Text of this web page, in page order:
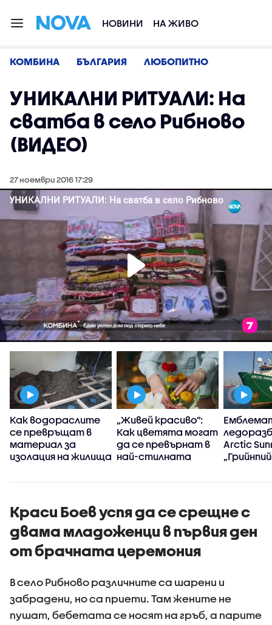
НОВИНИ НА ЖИВО
КОМБИНА БЪЛГАРИЯ ЛЮБОПИТНО
УНИКАЛНИ РИТУАЛИ: На
сватба в село Рибново
(ВИДЕО)
27 ноември 2016 17:29
Как водораслите
се превръщат в
материал за
изолация на жилища
„Живей красиво”:
Как цветята могат
да се превърнат в
най-стилната
Arctic
Варна
Краси Боев успя да се срещне с
двама младоженци в първия ден
от брачната церемония
В село Рибново различните са шарени и
забрадени, но са приети. Там жените не
пушат, бебетата се носят на гръб, а парите